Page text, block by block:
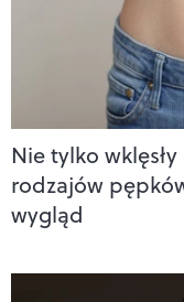
Nie tylko
rodzajów
wygląd